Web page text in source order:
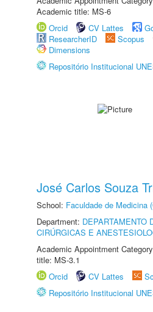
Academic title: MS-6
Orcid
CV Lattes
ResearcherID
Scopus
Dimensions
Repositório Institucional
José Carlos Souza
School: Faculdade de Medicina
Department: DEPARTAMENTO
CIRÚRGICAS E
Academic Appointment
title: MS-3.1
Orcid
CV Lattes
Repositório Institucional